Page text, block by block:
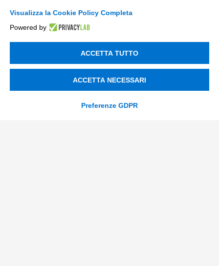
Incentivi per le imprese
Fondi Europei
Visualizza la Cookie Policy Completa
Powered by
ACCETTA TUTTO
ACCETTA NECESSARI
Preferenze GDPR